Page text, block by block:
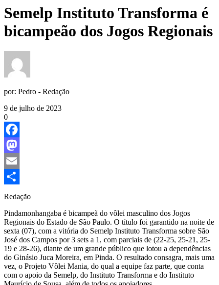
Semelp Instituto Transforma é
bicampeão dos Jogos Regionais
por: Pedro - Redação
9 de julho de 2023
0
Facebook
Mastodon
Email
Share
Redação
Pindamonhangaba é bicampeã do vôlei masculino dos Jogos
Regionais do Estado de São Paulo. O título foi garantido na noite de
sexta (07), com a vitória do Semelp Instituto Transforma sobre São
José dos Campos por 3 sets a 1, com parciais de (22-25, 25-21, 25-
19 e 28-26), diante de um grande público que lotou a dependências
do Ginásio Juca Moreira, em Pinda. O resultado consagra, mais uma
vez, o Projeto Vôlei Mania, do qual a equipe faz parte, que conta
com o apoio da Semelp, do Instituto Transforma e do Instituto